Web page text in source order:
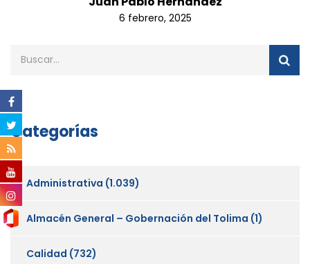
6 febrero, 2025
Categorías
Administrativa (1.039)
Almacén General – Gobernación del Tolima (1)
Calidad (732)